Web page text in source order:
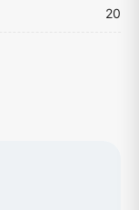
20